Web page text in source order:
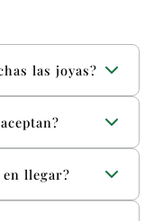
las joyas?
y acabados
llegar?